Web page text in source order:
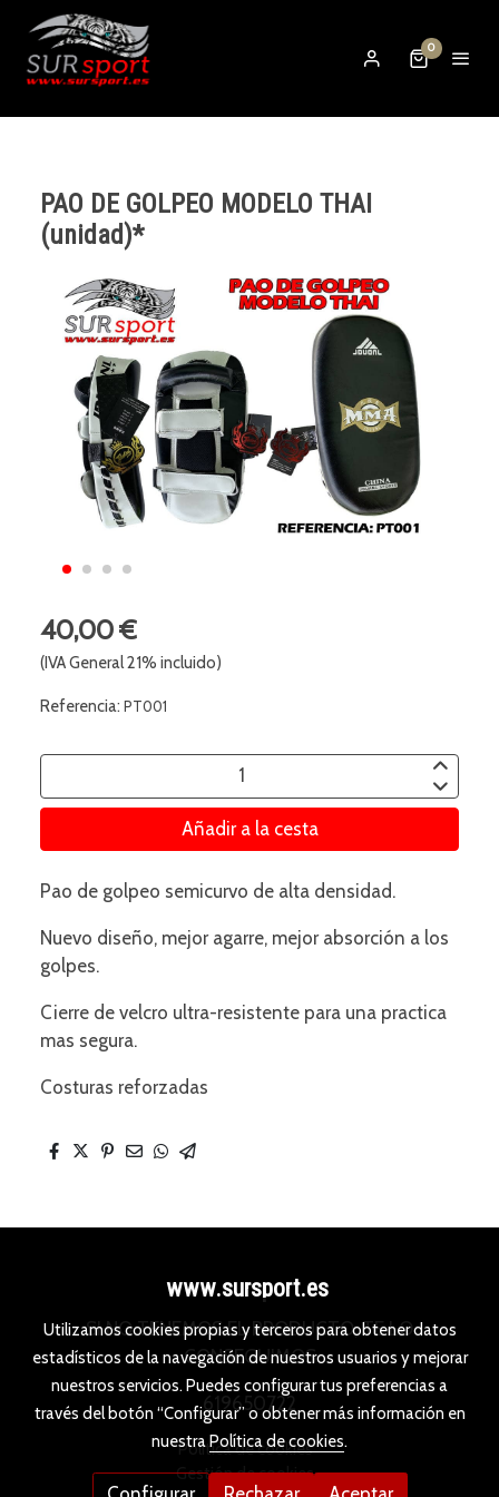
0
PAO DE GOLPEO MODELO THAI
(unidad)*
40,00 €
(IVA General 21% incluido)
Referencia: PT001
Añadir a la cesta
Pao de golpeo semicurvo de alta densidad.
Nuevo diseño, mejor agarre, mejor absorción a los
golpes.
Cierre de velcro ultra-resistente para una practica
mas segura.
Costuras reforzadas
www.sursport.es
SI NO TENEMOS EL PRODUCTO, TE LO
CONSEGUIMOS
619650722
Política de cookies
Gestión de cookies
Utilizamos cookies propias y terceros para obtener datos
estadísticos de la navegación de nuestros usuarios y mejorar
nuestros servicios. Puedes configurar tus preferencias a
través del botón “Configurar” o obtener más información en
nuestraPolítica de cookies.